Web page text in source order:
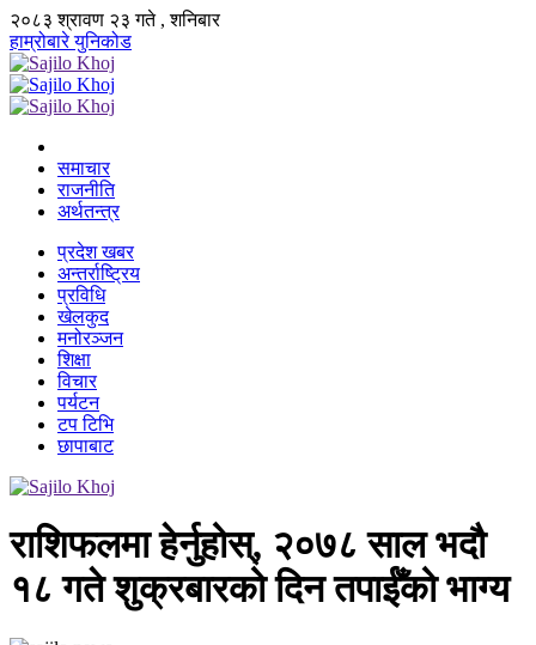
२०८३ श्रावण २३ गते , शनिबार
हाम्रोबारेयुनिकोड
समाचार
राजनीति
अर्थतन्त्र
प्रदेश खबर
अन्तर्राष्ट्रिय
प्रविधि
खेलकुद
मनोरञ्जन
शिक्षा
विचार
पर्यटन
टप टिभि
छापाबाट
राशिफलमा हेर्नुहोस्, २०७८ साल भदौ
१८ गते शुक्रबारको दिन तपाईँको भाग्य